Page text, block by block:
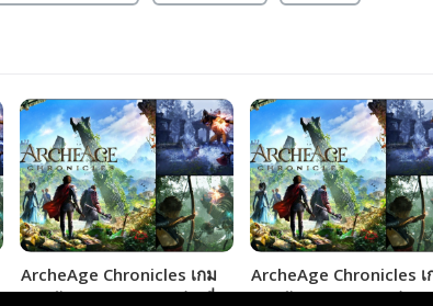
ArcheAge Chronicles เกม
สุดอลัง MMORPG เผยช่วงที่
ArcheAge Chronicles เ
สุดอลัง MMORPG ปล่อย